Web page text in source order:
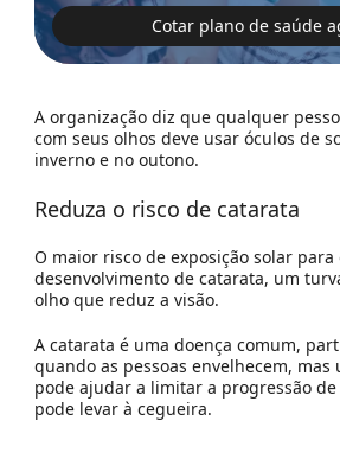
Cotar plano de saúde
A organização diz que qualquer
com seus olhos deve usar óculos de
inverno e no outono.
Reduza o risco de catarata
O maior risco de exposição solar para
desenvolvimento de catarata, um
olho que reduz a visão.
A catarata é uma doença comum,
quando as pessoas envelhecem, mas
pode ajudar a limitar a progressão
pode levar à cegueira.